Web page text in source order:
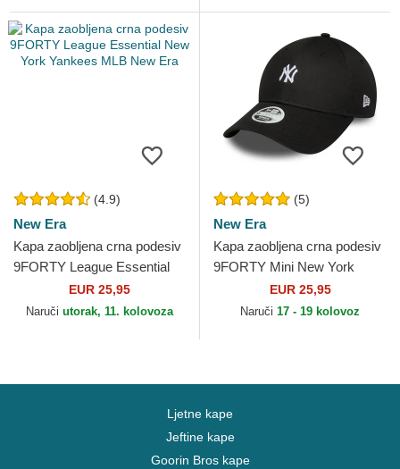
(4.9)
New Era
Kapa zaobljena crna podesiv
9FORTY League Essential
New York Yankees MLB
New Era
EUR 25,95
Naruči utorak, 11. kolovoza
(5)
New Era
Kapa zaobljena crna podesiv
9FORTY Mini New York
Yankees MLB New Era
EUR 25,95
Naruči 17 - 19 kolovoz
Ljetne kape
Jeftine kape
Goorin Bros kape